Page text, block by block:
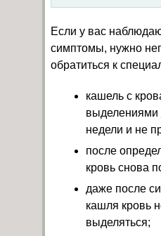
Если у вас
симптомы, нужно
обратиться к
кашель с
выделениями
недели и не
после
кровь снова
даже после
кашля кровь
выделяться;